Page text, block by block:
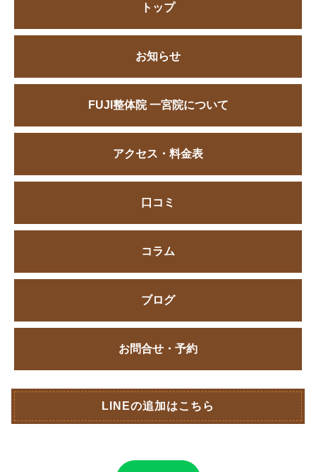
トップ
お知らせ
FUJI整体院 一宮院について
アクセス・料金表
口コミ
コラム
ブログ
お問合せ・予約
LINEの追加はこちら